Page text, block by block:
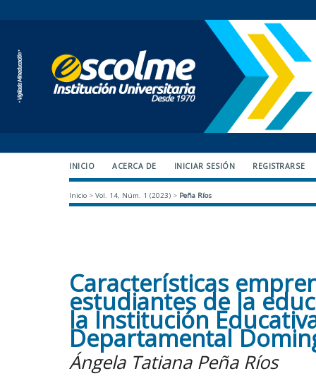
INICIO ACERCA DE INICIAR SESIÓN REGISTRARSE
Inicio > Vol. 14, Núm. 1 (2023) > Peña Ríos
Características
estudiantes de la
la Institución
Departamental
Ángela Tatiana Peña Ríos